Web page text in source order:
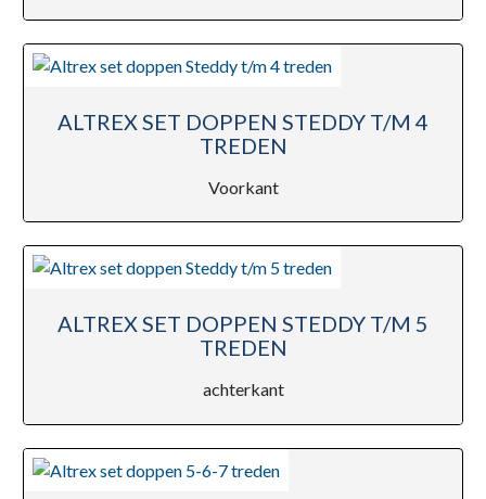
ALTREX SET DOPPEN STEDDY T/M 4
TREDEN
Voorkant
ALTREX SET DOPPEN STEDDY T/M 5
TREDEN
achterkant